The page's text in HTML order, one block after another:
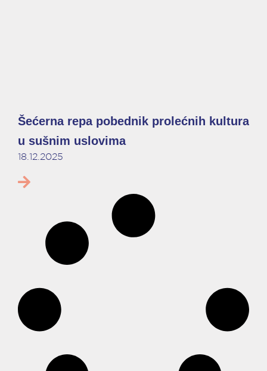
Šećerna repa pobednik prolećnih kultura
u sušnim uslovima
18.12.2025